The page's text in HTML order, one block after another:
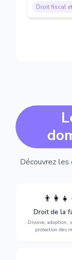
Droit fiscal
Découvrez
Droit de la
Divorce, adoption,
protection des
Divorce, garde
adoption,
protection des